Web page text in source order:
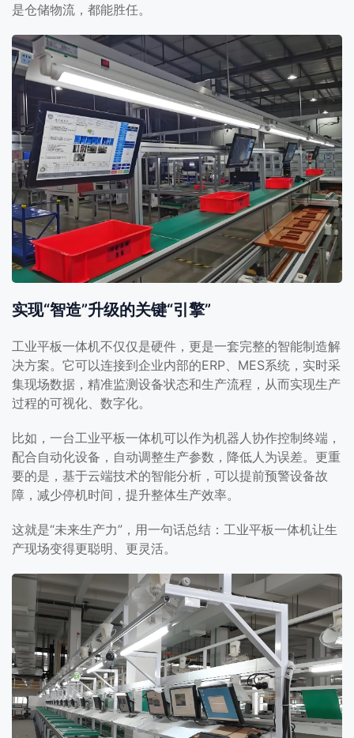
是仓储物流，都能胜任。
实现“智造”升级的关键“引擎”
工业平板一体机不仅仅是硬件，更是一套完整的智能制造解
决方案。它可以连接到企业内部的ERP、MES系统，实时采
集现场数据，精准监测设备状态和生产流程，从而实现生产
过程的可视化、数字化。
比如，一台工业平板一体机可以作为机器人协作控制终端，
配合自动化设备，自动调整生产参数，降低人为误差。更重
要的是，基于云端技术的智能分析，可以提前预警设备故
障，减少停机时间，提升整体生产效率。
这就是“未来生产力”，用一句话总结：工业平板一体机让生
产现场变得更聪明、更灵活。